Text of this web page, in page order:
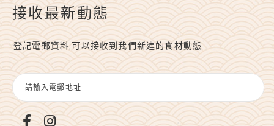
接收最新動態
登記電郵資料,可以接收到我們新進的食材動態